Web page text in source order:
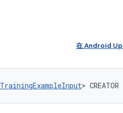
在 Android
TrainingExampleInput> CREATOR